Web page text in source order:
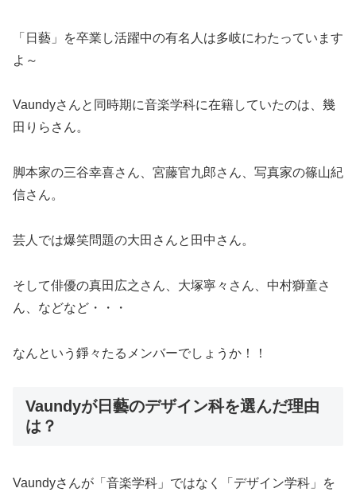
「日藝」を卒業し活躍中の有名人は多岐にわたっています
よ～
Vaundyさんと同時期に音楽学科に在籍していたのは、幾
田りらさん。
脚本家の三谷幸喜さん、宮藤官九郎さん、写真家の篠山紀
信さん。
芸人では爆笑問題の大田さんと田中さん。
そして俳優の真田広之さん、大塚寧々さん、中村獅童さ
ん、などなど・・・
なんという錚々たるメンバーでしょうか！！
Vaundyが日藝のデザイン科を選んだ理由
は？
Vaundyさんが「音楽学科」ではなく「デザイン学科」を